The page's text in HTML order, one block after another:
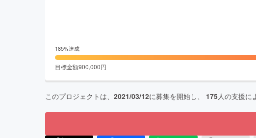
185%達成
目標金額900,000円
このプロジェクトは、 2021/03/12に募集を開始し、 175人の支援に